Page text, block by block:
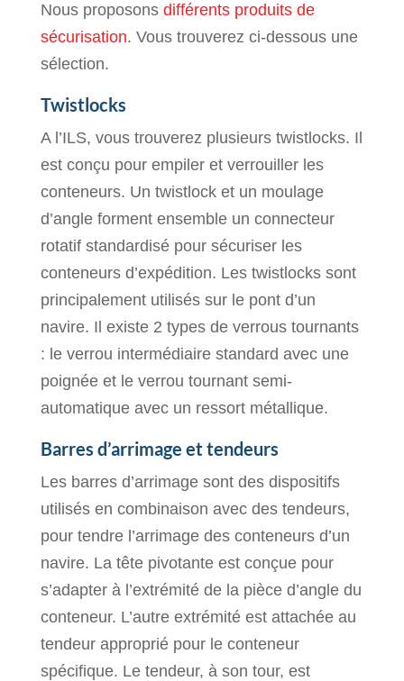
Nous proposons différents produits de
sécurisation. Vous trouverez ci-dessous une
sélection.
Twistlocks
A l’ILS, vous trouverez plusieurs twistlocks. Il
est conçu pour empiler et verrouiller les
conteneurs. Un twistlock et un moulage
d’angle forment ensemble un connecteur
rotatif standardisé pour sécuriser les
conteneurs d’expédition. Les twistlocks sont
principalement utilisés sur le pont d’un
navire. Il existe 2 types de verrous tournants
: le verrou intermédiaire standard avec une
poignée et le verrou tournant semi-
automatique avec un ressort métallique.
Barres d’arrimage et tendeurs
Les barres d’arrimage sont des dispositifs
utilisés en combinaison avec des tendeurs,
pour tendre l’arrimage des conteneurs d’un
navire. La tête pivotante est conçue pour
s’adapter à l’extrémité de la pièce d’angle du
conteneur. L’autre extrémité est attachée au
tendeur approprié pour le conteneur
spécifique. Le tendeur, à son tour, est